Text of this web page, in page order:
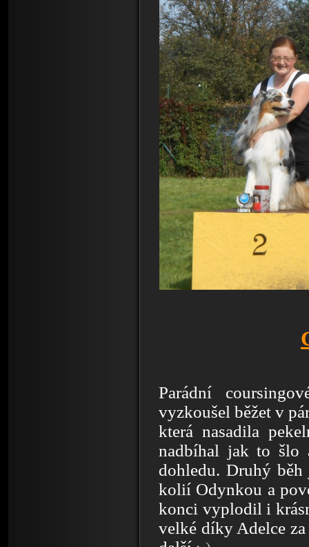
Parádní
vyzkoušel běžet v
která nasadila
nadbíhal jak to šlo
dohledu. Druhý
kolií Odynkou a
konci vyplodil i
velké díky Adelce